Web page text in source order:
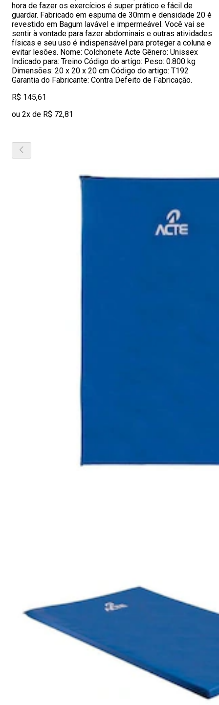
hora de fazer os exercícios é super prático e fácil de
guardar. Fabricado em espuma de 30mm e densidade 20 é
revestido em Bagum lavável e impermeável. Você vai se
sentir à vontade para fazer abdominais e outras atividades
físicas e seu uso é indispensável para proteger a coluna e
evitar lesões. Nome: Colchonete Acte Gênero: Unissex
Indicado para: Treino Código do artigo: Peso: 0.800 kg
Dimensões: 20 x 20 x 20 cm Código do artigo: T192
Garantia do Fabricante: Contra Defeito de Fabricação.
R$ 145,61
ou 2x de R$ 72,81